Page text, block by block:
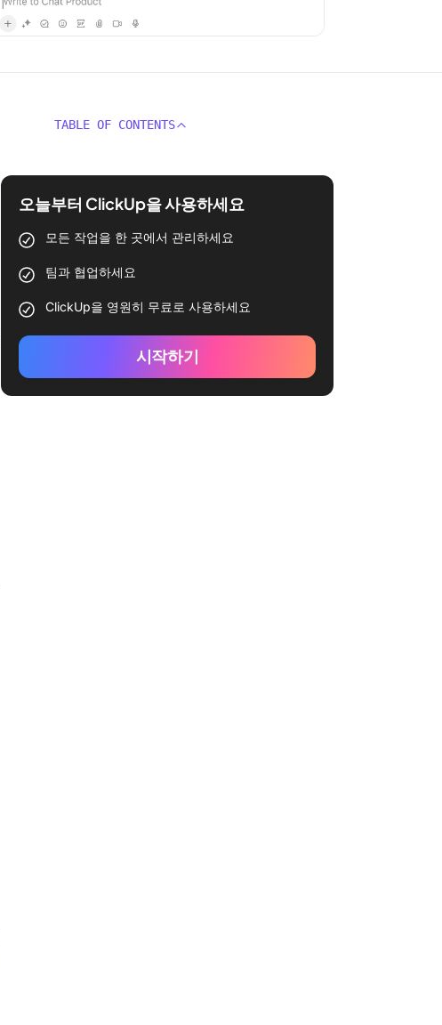
TABLE OF CONTENTS
오늘부터 ClickUp을 사용하세요
모든 작업을 한 곳에서 관리하세요
팀과 협업하세요
ClickUp을 영원히 무료로 사용하세요
시작하기